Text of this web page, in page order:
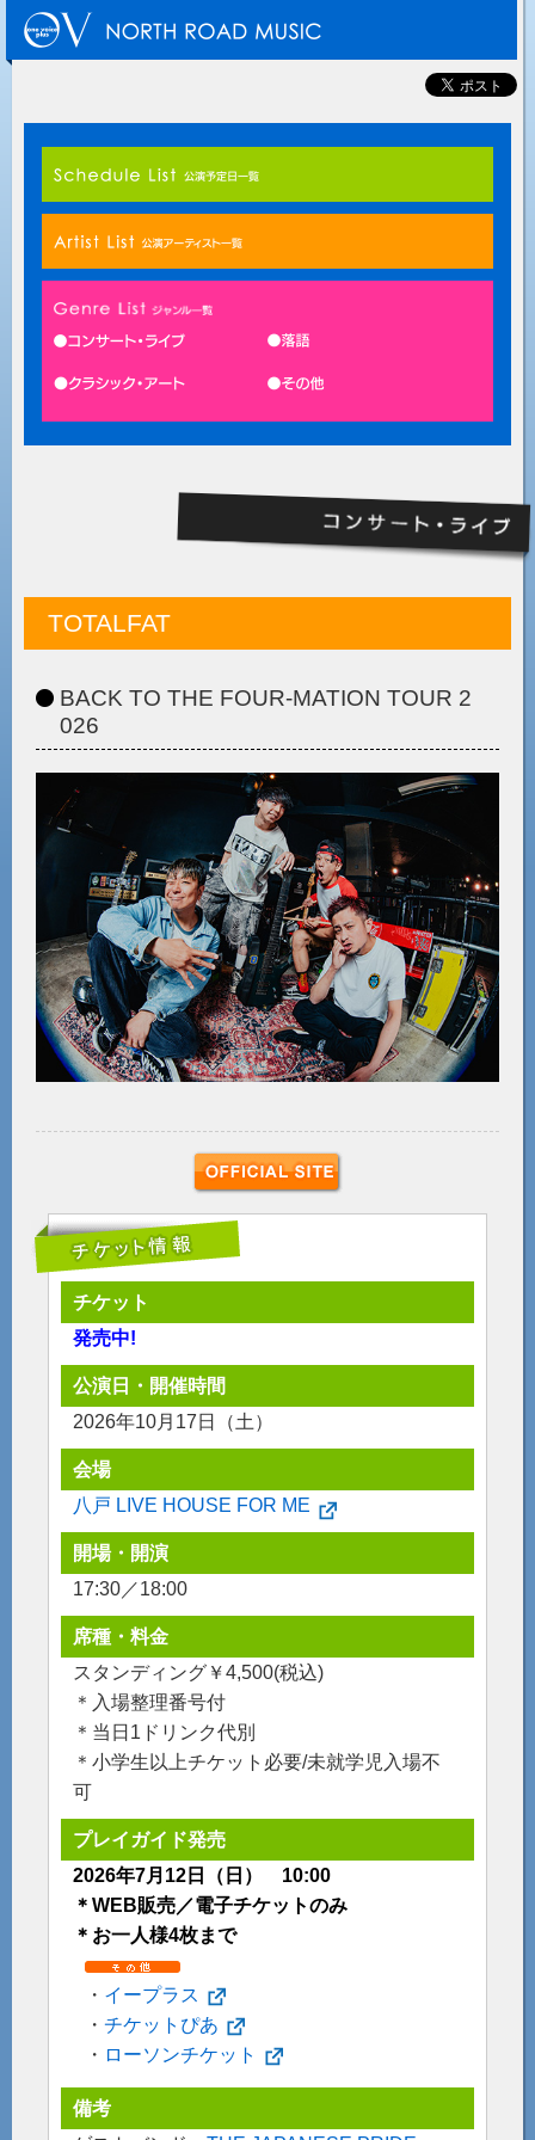
TOTALFAT
BACK TO THE FOUR-MATION TOUR 2
026
チケット
発売中!
公演日・開催時間
2026年10月17日（土）
会場
八戸 LIVE HOUSE FOR ME
開場・開演
17:30／18:00
席種・料金
スタンディング￥4,500(税込)
＊入場整理番号付
＊当日1ドリンク代別
＊小学生以上チケット必要/未就学児入場不
可
プレイガイド発売
2026年7月12日（日） 10:00
＊WEB販売／電子チケットのみ
＊お一人様4枚まで
・ イープラス
・ チケットぴあ
・ ローソンチケット
備考